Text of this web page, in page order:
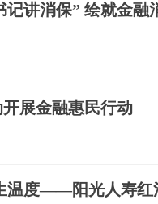
记讲消保” 绘就金融
展金融惠民行动
温度——阳光人寿红